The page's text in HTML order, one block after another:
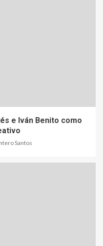
e Iván Benito como
Santos